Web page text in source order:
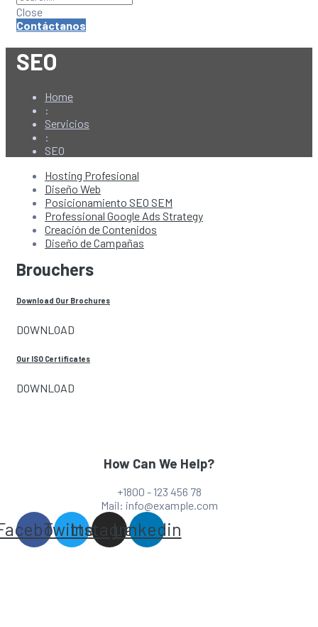
Close
Contáctanos
SEO
Home
:
Servicios
:
SEO
Hosting Profesional
Diseño Web
Posicionamiento SEO SEM
Professional Google Ads Strategy
Creación de Contenidos
Diseño de Campañas
Brouchers
Download Our Brochures
DOWNLOAD
Our ISO Certificates
DOWNLOAD
How Can We Help?
+1800 - 123 456 78
Mail: info@example.com
TwitterInstagramLinkedin